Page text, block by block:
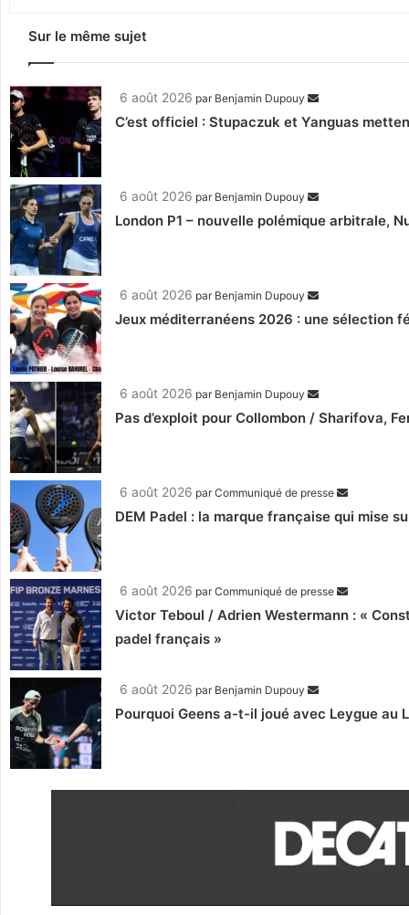
Sur le même sujet
6 août 2026 par Benjamin Dupouy
C’est officiel : Stupaczuk et Yanguas
6 août 2026 par Benjamin Dupouy
London P1 – nouvelle polémique arbitrale,
6 août 2026 par Benjamin Dupouy
Jeux méditerranéens 2026 : une sélection
6 août 2026 par Benjamin Dupouy
Pas d’exploit pour Collombon / Sharifova,
6 août 2026 parCommuniqué de presse
DEM Padel : la marque française qui mise
6 août 2026 parCommuniqué de presse
Victor Teboul / Adrien Westermann : «
padel français »
6 août 2026 par Benjamin Dupouy
Pourquoi Geens a-t-il joué avec Leygue au